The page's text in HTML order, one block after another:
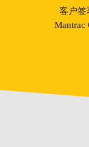
客户签
Mantrac